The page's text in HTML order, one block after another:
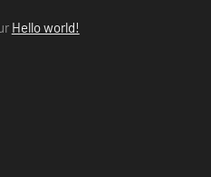
Hello world!